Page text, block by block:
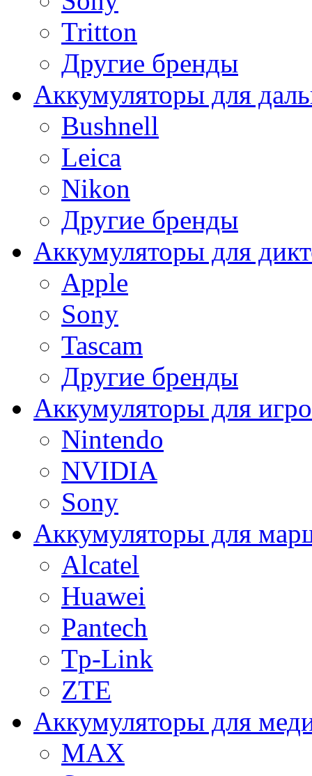
Tritton
Другие бренды
Аккумуляторы для
Bushnell
Leica
Nikon
Другие бренды
Аккумуляторы для
Apple
Sony
Tascam
Другие бренды
Аккумуляторы для
Nintendo
NVIDIA
Sony
Аккумуляторы для
Alcatel
Huawei
Pantech
Tp-Link
ZTE
Аккумуляторы для
MAX